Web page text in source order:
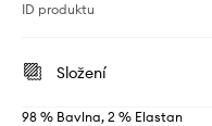
ID produktu
Složení
98 % Bavlna, 2 % Elastan